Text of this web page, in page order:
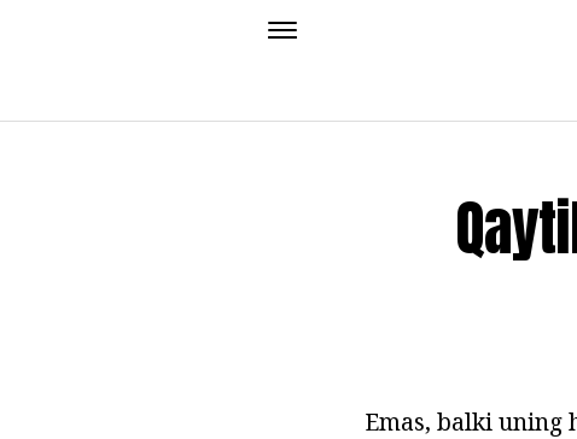
Emas, balki